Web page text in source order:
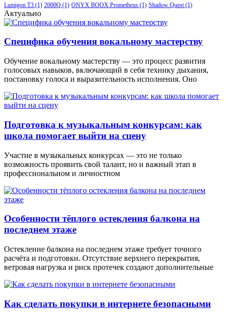
Lumigon T3 (1) 2000Q (1) ONYX BOOX Prometheus (1) Shadow Quest (1)
Актуально
Специфика обучения вокальному мастерству
Обучение вокальному мастерству — это процесс развития
голосовых навыков, включающий в себя технику дыхания,
постановку голоса и выразительность исполнения. Оно
Подготовка к музыкальным конкурсам: как
школа помогает выйти на сцену
Участие в музыкальных конкурсах — это не только
возможность проявить свой талант, но и важный этап в
профессиональном и личностном
Особенности тёплого остекления балкона на
последнем этаже
Остекление балкона на последнем этаже требует точного
расчёта и подготовки. Отсутствие верхнего перекрытия,
ветровая нагрузка и риск протечек создают дополнительные
Как сделать покупки в интернете безопасными